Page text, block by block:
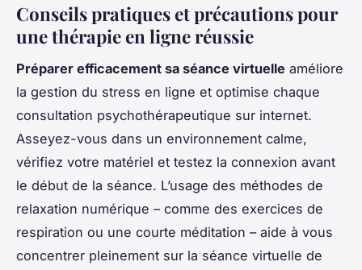
Conseils pratiques et précautions pour
une thérapie en ligne réussie
Préparer efficacement sa séance virtuelle améliore
la gestion du stress en ligne et optimise chaque
consultation psychothérapeutique sur internet.
Asseyez-vous dans un environnement calme,
vérifiez votre matériel et testez la connexion avant
le début de la séance. L’usage des méthodes de
relaxation numérique – comme des exercices de
respiration ou une courte méditation – aide à vous
concentrer pleinement sur la séance virtuelle de